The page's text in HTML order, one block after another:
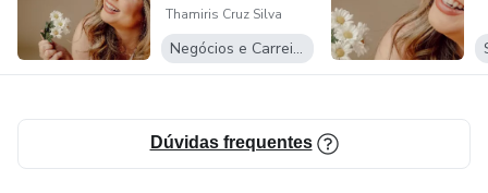
Thamiris Cruz Silva
Negócios e Carreira
Dúvidas frequentes